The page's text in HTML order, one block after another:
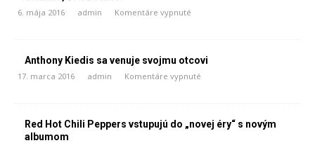
6. mája 2016 admin Komentáre vypnuté
Anthony Kiedis sa venuje svojmu otcovi
17. marca 2016 admin Komentáre vypnuté
Red Hot Chili Peppers vstupujú do „novej éry“ s novým
albumom